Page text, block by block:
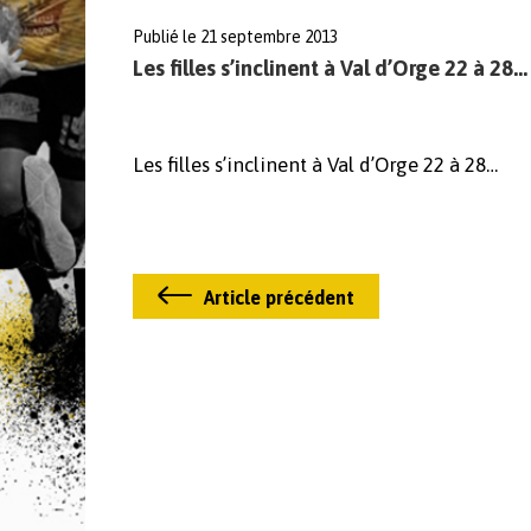
Publié le 21 septembre 2013
Les filles s’inclinent à Val d’Orge 22 à 28…
Les filles s’inclinent à Val d’Orge 22 à 28…
Article précédent